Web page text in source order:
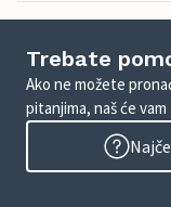
Trebate
Ako ne možete
pitanjima, naš će